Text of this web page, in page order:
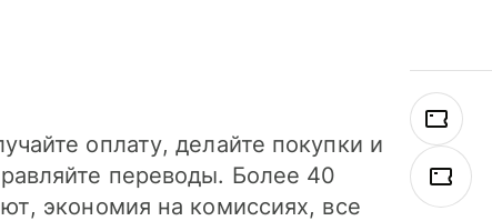
оплату, делайте покупки и
переводы. Более 40
экономия на комиссиях, все